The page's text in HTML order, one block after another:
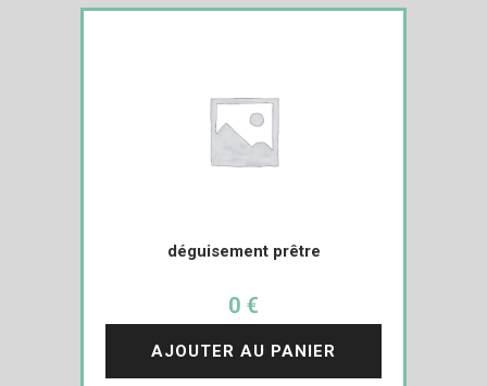
déguisement prêtre
0 €
AJOUTER AU PANIER